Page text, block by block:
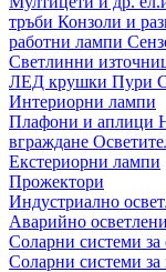
тръби Конзоли и
работни лампи
Светлинни
ЛЕД крушки Пури
Интериорни лампи
Плафони и аплици
вграждане
Екстериорни лампи
Прожектори
Индустриално
Аварийно
Соларни системи за
Соларни системи за